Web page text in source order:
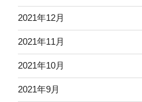
2021年12月
2021年11月
2021年10月
2021年9月